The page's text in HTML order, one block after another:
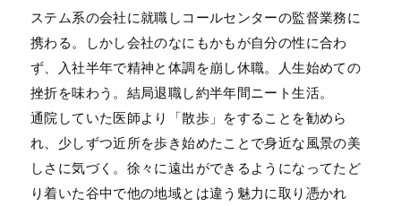
ステム系の会社に就職しコールセンターの監督業務に
携わる。しかし会社のなにもかもが自分の性に合わ
ず、入社半年で精神と体調を崩し休職。人生始めての
挫折を味わう。結局退職し約半年間ニート生活。
通院していた医師より「散歩」をすることを勧めら
れ、少しずつ近所を歩き始めたことで身近な風景の美
しさに気づく。徐々に遠出ができるようになってたど
り着いた谷中で他の地域とは違う魅力に取り憑かれ